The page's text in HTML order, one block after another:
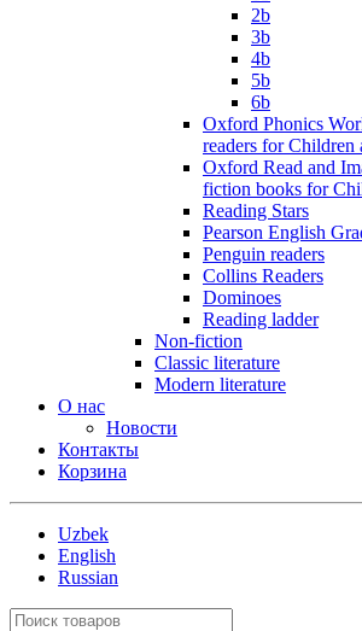
2b
3b
4b
5b
6b
Oxford Phonics
readers for Children
Oxford Read and
fiction books for
Reading Stars
Pearson English
Penguin readers
Collins Readers
Dominoes
Reading ladder
Non-fiction
Classic literature
Modern literature
О нас
Новости
Контакты
Корзина
Uzbek
English
Russian